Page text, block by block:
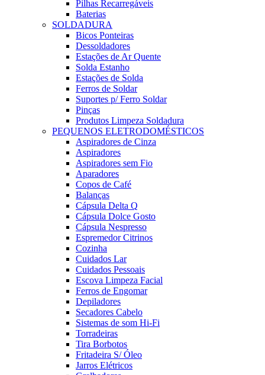
Pilhas Recarregáveis
Baterias
SOLDADURA
Bicos Ponteiras
Dessoldadores
Estações de Ar Quente
Solda Estanho
Estações de Solda
Ferros de Soldar
Suportes p/ Ferro Soldar
Pinças
Produtos Limpeza Soldadura
PEQUENOS ELETRODOMÉSTICOS
Aspiradores de Cinza
Aspiradores
Aspiradores sem Fio
Aparadores
Copos de Café
Balanças
Cápsula Delta Q
Cápsula Dolce Gosto
Cápsula Nespresso
Espremedor Citrinos
Cozinha
Cuidados Lar
Cuidados Pessoais
Escova Limpeza Facial
Ferros de Engomar
Depiladores
Secadores Cabelo
Sistemas de som Hi-Fi
Torradeiras
Tira Borbotos
Fritadeira S/ Óleo
Jarros Elétricos